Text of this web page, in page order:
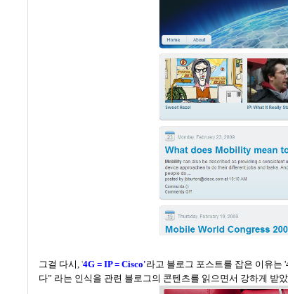
그걸 다시, '4G = IP = Cisco'라고 블로그 포스트를 잡은 이유는
다” 라는 인식을 관련 블로그의 콘텐츠를 읽으면서 강하게 받